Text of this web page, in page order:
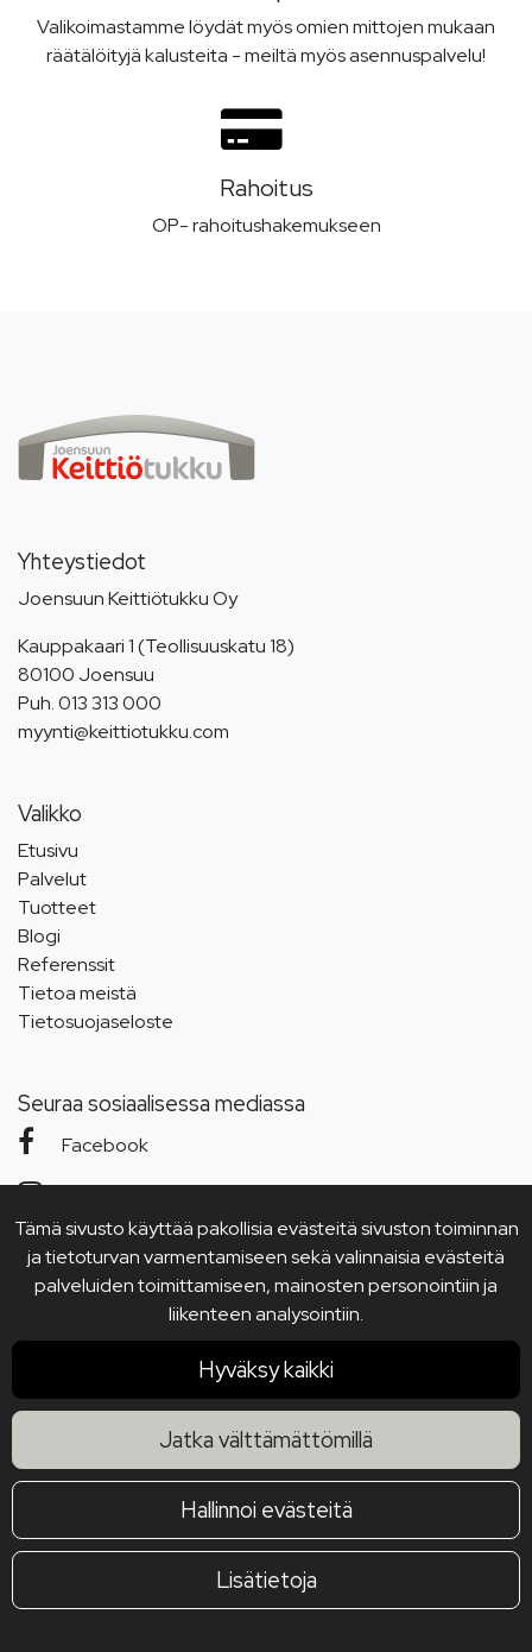
Tämä sivusto käyttää pakollisia evästeitä sivuston toiminnan
ja tietoturvan varmentamiseen sekä valinnaisia evästeitä
palveluiden toimittamiseen, mainosten personointiin ja
liikenteen analysointiin.
Hyväksy kaikki
Jatka välttämättömillä
Hallinnoi evästeitä
Lisätietoja
Valikoimastamme löydät myös omien mittojen mukaan
räätälöityjä kalusteita - meiltä myös asennuspalvelu!
Rahoitus
OP- rahoitushakemukseen
Yhteystiedot
Joensuun Keittiötukku Oy
Kauppakaari 1 (Teollisuuskatu 18)
80100 Joensuu
Puh.013 313 000
myynti@keittiotukku.com
Valikko
Etusivu
Palvelut
Tuotteet
Blogi
Referenssit
Tietoa meistä
Tietosuojaseloste
Seuraa sosiaalisessa mediassa
Facebook
YouTube